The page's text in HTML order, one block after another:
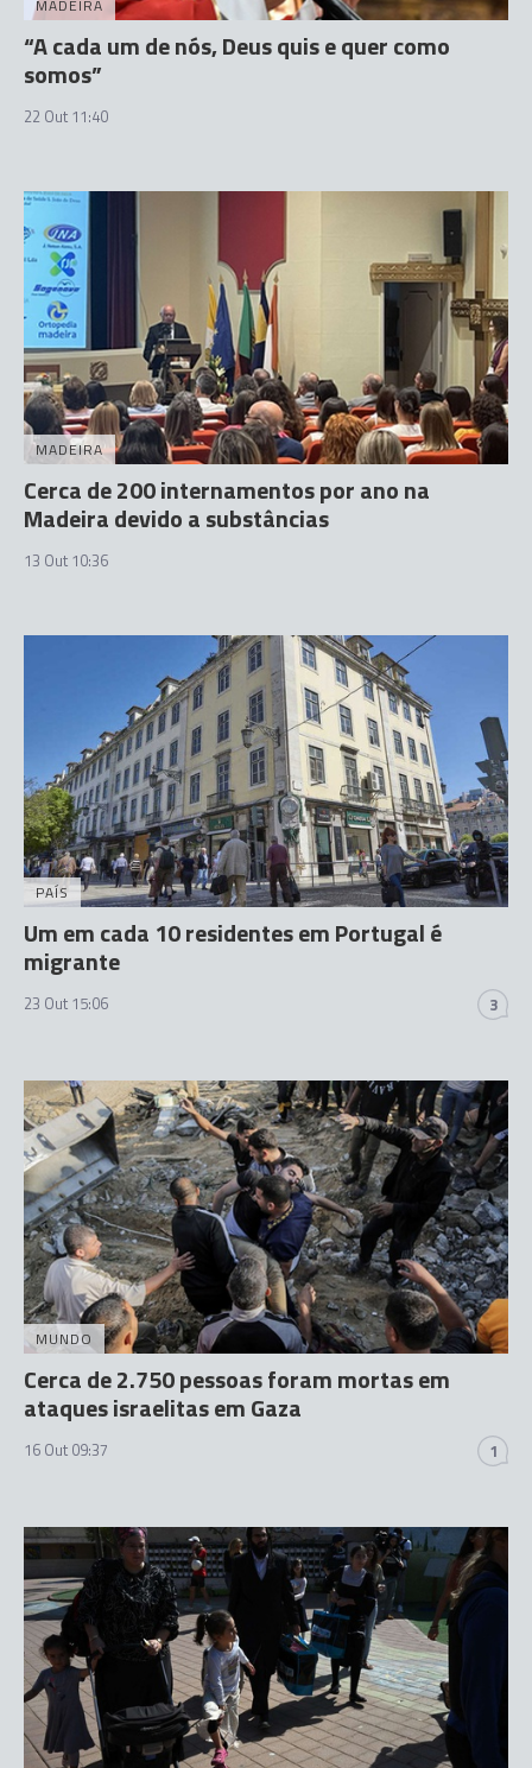
MADEIRA
“A cada um de nós, Deus quis e quer como
somos”
22 Out 11:40
MADEIRA
Cerca de 200 internamentos por ano na
Madeira devido a substâncias
13 Out 10:36
PAÍS
Um em cada 10 residentes em Portugal é
migrante
23 Out 15:06 3
MUNDO
Cerca de 2.750 pessoas foram mortas em
ataques israelitas em Gaza
16 Out 09:37 1